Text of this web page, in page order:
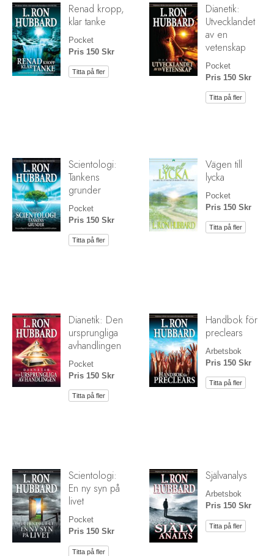
Renad kropp,
klar tanke
Pocket
Pris 150 Skr
Titta på fler
Dianetik:
Utvecklandet
av en
vetenskap
Pocket
Pris 150 Skr
Titta på fler
Scientologi:
Tankens
grunder
Pocket
Pris 150 Skr
Titta på fler
Vägen till
lycka
Pocket
Pris 150 Skr
Titta på fler
Dianetik: Den
ursprungliga
avhandlingen
Pocket
Pris 150 Skr
Titta på fler
Handbok för
preclears
Arbetsbok
Pris 150 Skr
Titta på fler
Scientologi:
En ny syn på
livet
Pocket
Pris 150 Skr
Titta på fler
Självanalys
Arbetsbok
Pris 150 Skr
Titta på fler